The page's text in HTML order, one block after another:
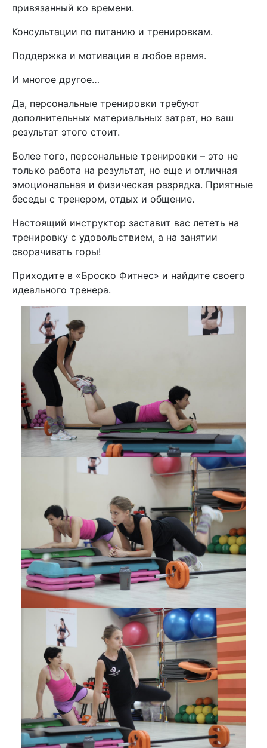
привязанный ко времени.
Консультации по питанию и тренировкам.
Поддержка и мотивация в любое время.
И многое другое…
Да, персональные тренировки требуют
дополнительных материальных затрат, но ваш
результат этого стоит.
Более того, персональные тренировки – это не
только работа на результат, но еще и отличная
эмоциональная и физическая разрядка. Приятные
беседы с тренером, отдых и общение.
Настоящий инструктор заставит вас лететь на
тренировку с удовольствием, а на занятии
сворачивать горы!
Приходите в «Броско Фитнес» и найдите своего
идеального тренера.